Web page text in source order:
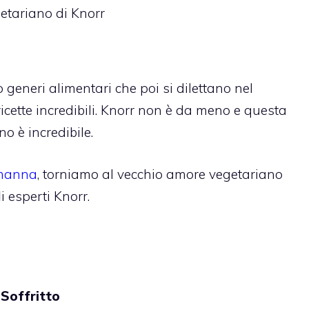
di Knorr
alimentari che poi si dilettano nel
incredibili. Knorr non è da meno e questa
è incredibile.
, torniamo al vecchio amore vegetariano
esperti Knorr.
Soffritto